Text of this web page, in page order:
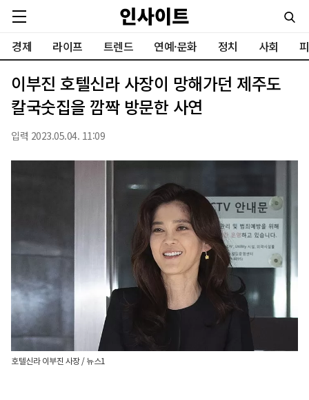
경제 라이프 트렌드 연예·문화 정치 사회
이부진 호텔신라 사장이 망해가던 제주도
칼국숫집을 깜짝 방문한 사연
입력 2023.05.04. 11:09
호텔신라 이부진 사장 / 뉴스1